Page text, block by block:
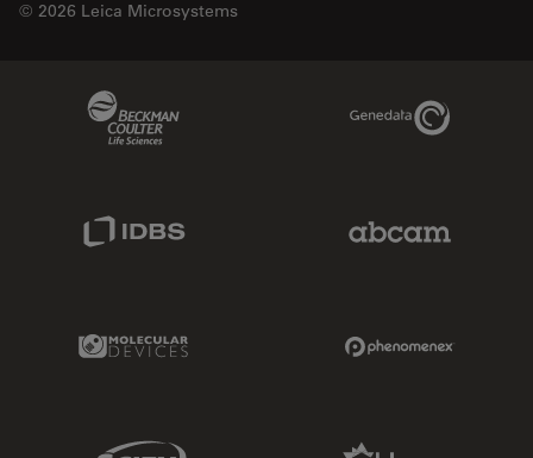
© 2026 Leica Microsystems
Genedata Link
Molecular Devices Link
Sciex Link